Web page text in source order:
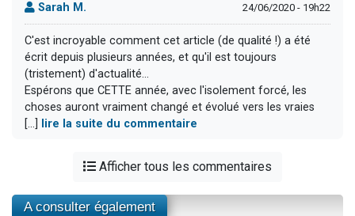
Sarah M. 24/06/2020 - 19h22
C'est incroyable comment cet article (de qualité !) a été
écrit depuis plusieurs années, et qu'il est toujours
(tristement) d'actualité...
Espérons que CETTE année, avec l'isolement forcé, les
choses auront vraiment changé et évolué vers les vraies
[...]
lire la suite du commentaire
Afficher tous les commentaires
A consulter également